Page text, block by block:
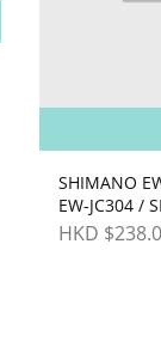
SHIMANO
EW-JC304 /
PORTS
HKD